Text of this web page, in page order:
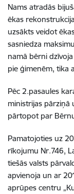
Nams atradās
ēkas
uzsākts veidot
sasniedza
namā bērni
pie ģimenēm, tika
Pēc 2.pasaules
ministrijas
pārtopot par
Pamatojoties uz
rīkojumu Nr.746,
tiešās valsts
apvienoja un ar
aprūpes centru